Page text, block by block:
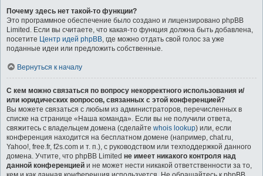
Почему здесь нет такой-то функции?
Это программное обеспечение было создано и лицензировано phpBB
Limited. Если вы считаете, что какая-то функция должна быть добавлена,
посетите Центр идей phpBB, где можно отдать свой голос за уже
поданные идеи или предложить собственные.
Вернуться к началу
С кем можно связаться по вопросу некорректного использования и/
или юридических вопросов, связанных с этой конференцией?
Вы можете связаться с любым из администраторов, перечисленных в
списке на странице «Наша команда». Если вы не получили ответа,
свяжитесь с владельцем домена (сделайте whois lookup) или, если
конференция находится на бесплатном домене (например, chat.ru,
Yahoo!, free.fr, f2s.com и т. п.), с руководством или техподдержкой данного
домена. Учтите, что phpBB Limited не имеет никакого контроля над
данной конференцией и не может нести никакой ответственности за то,